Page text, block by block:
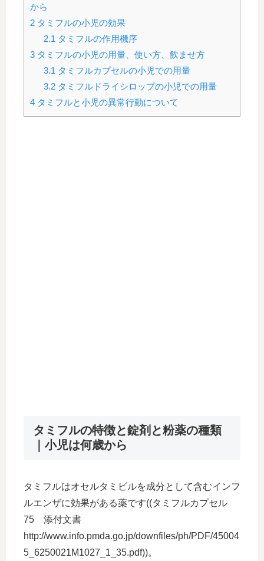
から
2 タミフルの小児の効果
2.1 タミフルの作用機序
3 タミフルの小児の用量、使い方、飲ませ方
3.1 タミフルカプセルの小児での用量
3.2タミフルドライシロップの小児での用量
4 タミフルと小児の異常行動について
タミフルの特徴と錠剤と粉薬の種類
｜小児は何歳から
タミフルはオセルタミビルを成分として含むインフ
ルエンザに効果がある薬です((タミフルカプセル
75 添付文書
http://www.info.pmda.go.jp/downfiles/ph/PDF/45004
5_6250021M1027_1_35.pdf))。